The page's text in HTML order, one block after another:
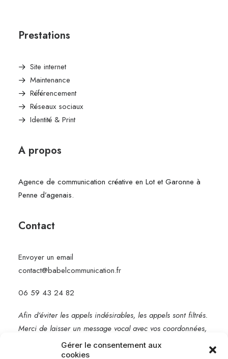
Gérer le consentement aux
cookies
Prestations
Site internet
Maintenance
Référencement
Réseaux sociaux
Identité & Print
A propos
Agence de communication créative en Lot et Garonne à
Penne d’agenais.
Contact
Envoyer un email
contact@babelcommunication.fr
06 59 43 24 82
Afin d’éviter les appels indésirables, les appels sont filtrés.
Merci de laisser un message vocal avec vos coordonnées,
je vous rappelle rapidement.